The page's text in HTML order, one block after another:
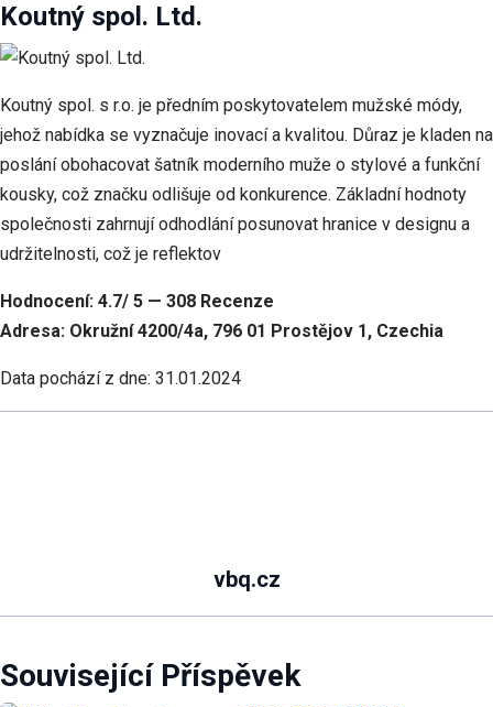
Koutný spol. Ltd.
Koutný spol. s r.o. je předním poskytovatelem mužské módy,
jehož nabídka se vyznačuje inovací a kvalitou. Důraz je kladen na
poslání obohacovat šatník moderního muže o stylové a funkční
kousky, což značku odlišuje od konkurence. Základní hodnoty
společnosti zahrnují odhodlání posunovat hranice v designu a
udržitelnosti, což je reflektov
Hodnocení: 4.7/ 5 — 308 Recenze
Adresa: Okružní 4200/4a, 796 01 Prostějov 1, Czechia
Data pochází z dne: 31.01.2024
vbq.cz
Související Příspěvek